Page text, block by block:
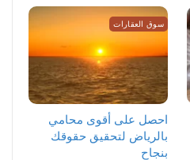
سوق العقارات
احصل على أقوى محامي
بالرياض لتحقيق حقوقك
بنجاح